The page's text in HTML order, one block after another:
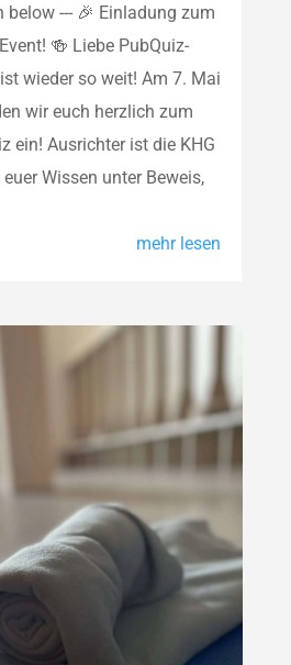
below --- 🎉 Einladung zum
🍻 Liebe PubQuiz-
wieder so weit! Am 7. Mai
wir euch herzlich zum
ein! Ausrichter ist die KHG
Wissen unter Beweis,
mehr lesen